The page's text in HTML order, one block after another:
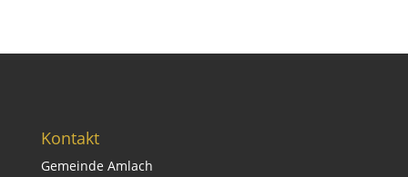
Kontakt
Gemeinde Amlach